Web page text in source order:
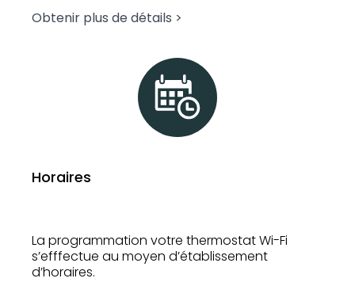
Obtenir plus de détails >
Horaires
La programmation votre thermostat Wi-Fi
s’efffectue au moyen d’établissement
d’horaires.